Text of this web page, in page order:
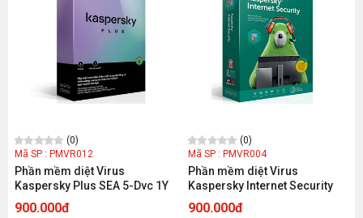
(0)
Mã SP : PMVR012
Phần mềm diệt Virus
Kaspersky Plus SEA 5-Dvc 1Y
Bs RP( KL10414UEFS)
900.000đ
(0)
Mã SP : PMVR004
Phần mềm diệt Virus
Kaspersky Internet Security
5PC - KIS 5PC
900.000đ